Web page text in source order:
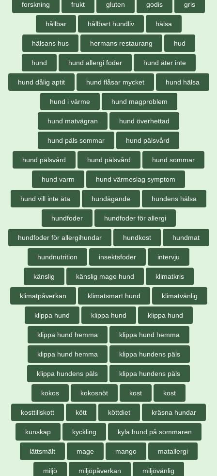
forskning frukt gluten godis gris
hållbar hållbart hundliv hälsa
hälsans hus hermans restaurang hud
hund hund allergi foder hund äter inte
hund dålig aptit hund flåsar mycket hund hälsa
hund i värme hund magproblem
hund matvägran hund överhettad
hund päls sommar hund pälsvård
hund pälsvård hund pälsvård hund sommar
hund varm hund värmeslag symptom
hund vill inte äta hundägande hundens hälsa
hundfoder hundfoder för allergi
hundfoder för allergihundar hundkost hundmat
hundnutrition insektsfoder intervju
känslig känslig mage hund klimatkris
klimatpåverkan klimatsmart hund klimatvänlig
klippa hund klippa hund klippa hund
klippa hund hemma klippa hund hemma
klippa hund hemma klippa hundens päls
klippa hundens päls klippa hundens päls
kokos kokosnöt kost kost
kosttillskott kött köttdiet kräsna hundar
kunskap kyckling kyla hund på sommaren
lättsmält mage mango matallergi
miljö miljöpåverkan miljövänlig